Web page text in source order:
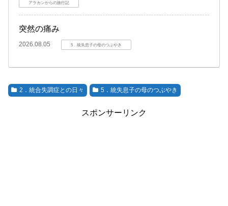
アラカンからの旅行記
突然の痛み
2026.08.05 5．統失息子の母のつぶやき
2．統合失調症との日々 5．統失息子の母のつぶやき
スポンサーリンク